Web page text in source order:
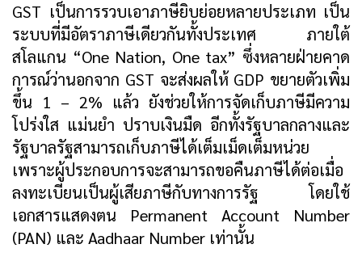
GST เป็นการรวบเอาภาษียิบย่อยหลายประเภท เป็น
ระบบที่มีอัตราภาษีเดียวกันทั้งประเทศ ภายใต้
สโลแกน “One Nation, One tax” ซึ่งหลายฝ่ายคาด
การณ์ว่านอกจาก GST จะส่งผลให้ GDP ขยายตัวเพิ่ม
ขึ้น 1 – 2% แล้ว ยังช่วยให้การจัดเก็บภาษีมีความ
โปร่งใส แม่นยำ ปราบเงินมืด อีกทั้งรัฐบาลกลางและ
รัฐบาลรัฐสามารถเก็บภาษีได้เต็มเม็ดเต็มหน่วย
เพราะผู้ประกอบการจะสามารถขอคืนภาษีได้ต่อเมื่อ
ลงทะเบียนเป็นผู้เสียภาษีกับทางการรัฐ โดยใช้
เอกสารแสดงตน Permanent Account Number
(PAN) และ Aadhaar Number เท่านั้น